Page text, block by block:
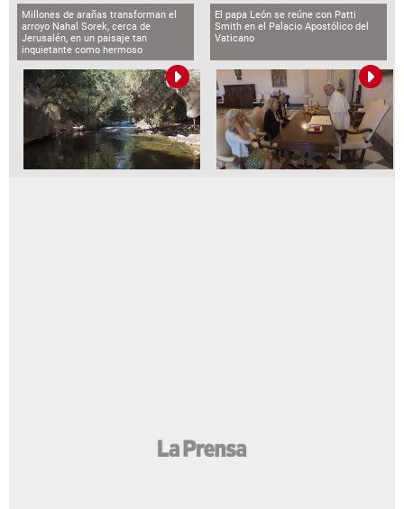
Millones de arañas transforman el
arroyo Nahal Sorek, cerca de
Jerusalén, en un paisaje tan
inquietante como hermoso
El papa León se reúne con Patti
Smith en el Palacio Apostólico del
Vaticano